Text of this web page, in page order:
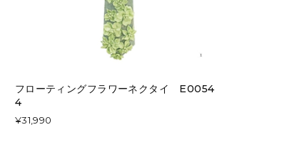
フローティングフラワーネクタイ E0054
4
¥31,990